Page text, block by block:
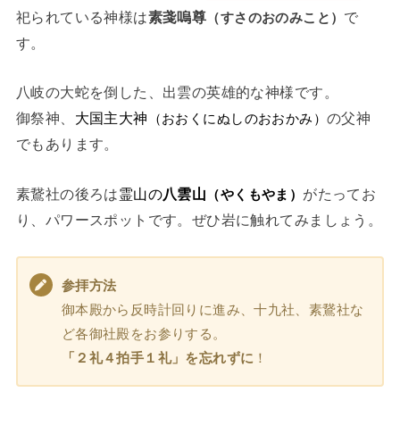
祀られている神様は素戔嗚尊 （すさのおのみこと） で
す。
八岐の大蛇を倒した、出雲の英雄的な神様です。
御祭神、 大国主大神 （おおくにぬしのおおかみ） の父神
でもあります。
素鵞社の後ろは霊山の八雲山 （やくもやま） がたってお
り、パワースポットです。ぜひ岩に触れてみましょう。
参拝方法
御本殿から反時計回りに進み、十九社、素鵞社な
ど各御社殿をお参りする。
「２礼４拍手１礼」を忘れずに ！